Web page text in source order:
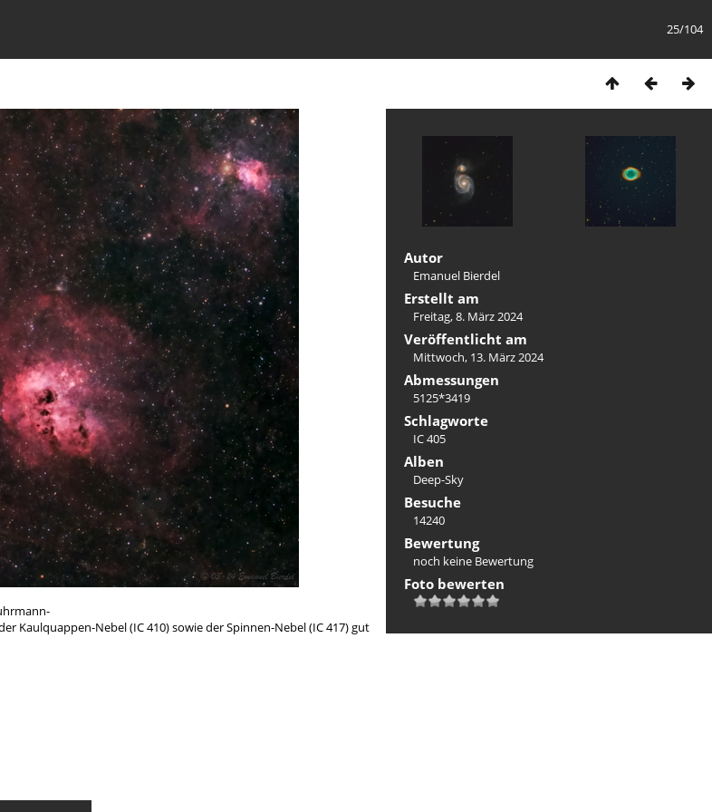
25/104
Kaulquappen-Nebel (IC 410) sowie der Spinnen-Nebel (IC 417) gut
Autor
Emanuel Bierdel
Erstellt am
Freitag, 8. März 2024
Veröffentlicht am
Mittwoch, 13. März 2024
Abmessungen
5125*3419
Schlagworte
IC 405
Alben
Deep-Sky
Besuche
14240
Bewertung
noch keine Bewertung
Foto bewerten